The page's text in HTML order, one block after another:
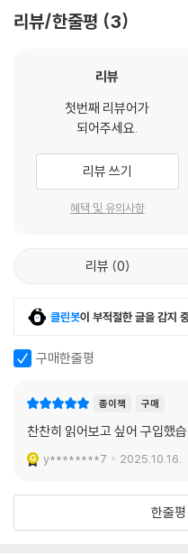
었지요. 그렇지만 서로서로 연결
시뮬라크르란 ‘원본이 없는 복제
우들의 이미지는 실제 배우의 모
지 덧붙여 가장 멋진 모습으로 꾸
어진 이미지가 자리 잡으면, 이는
심지어 ‘원본’격인 배우조차도
주인공으로 살아가는지부터 고
“온갖 어려움을 헤쳐 나가며 정의
마”이고, 당신은 이러한 스토리
--- p.112~113
SNS에서 사람들은 자신의 일상
해 혹은 공감받기 위해 내보이는 ‘
아요’를 누르거나 화면에 뜬 내
거나 그르다고 판단하기보다, 이
용하다. 마르쿠스 아우렐리우스,
까지 저자가 안내하는 철학의 길
미래를 준비할 혜안을 얻을 수 있
변화하는 노동, 어떻게 대비해야
SNS 시대, 민주주의는 정말 위기
흔히 ‘노동의 종말’이 시작되었
기술 혁신으로 인간의 노동이 상
대체될 것이라는 위기의식이 만
면 노동이 줄어드는 게 과연 나쁜
념비적인 과학 발전은 대개 여가
하기 때문이라고 말한다. 이런 역
임을 바꿔야 한다는 것이다.
저자는 육아와 가사 노동, 문학,
수당을 지급하자는 독일 사회학
리뷰/한줄평 3
리뷰
첫번째 리뷰어가
되어주세요.
리뷰 쓰기
혜택 및 유의사항
리뷰 0
클린봇이 부적절한 글을 감지
구매한줄평
종이책 구매
찬찬히 읽어보고 싶어 구입했
y********7 2025.10.16.
한줄